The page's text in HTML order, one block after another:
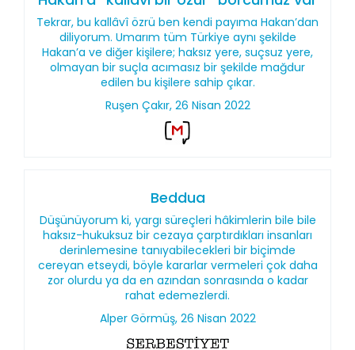
Tekrar, bu kallâvî özrü ben kendi payıma Hakan’dan
diliyorum. Umarım tüm Türkiye aynı şekilde
Hakan’a ve diğer kişilere; haksız yere, suçsuz yere,
olmayan bir suçla acımasız bir şekilde mağdur
edilen bu kişilere sahip çıkar.
Ruşen Çakır, 26 Nisan 2022
Beddua
Düşünüyorum ki, yargı süreçleri hâkimlerin bile bile
haksız-hukuksuz bir cezaya çarptırdıkları insanları
derinlemesine tanıyabilecekleri bir biçimde
cereyan etseydi, böyle kararlar vermeleri çok daha
zor olurdu ya da en azından sonrasında o kadar
rahat edemezlerdi.
Alper Görmüş, 26 Nisan 2022